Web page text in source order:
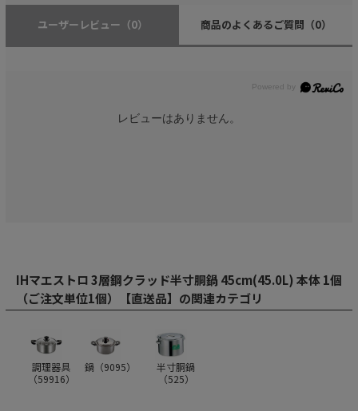
ユーザーレビュー （0） 商品のよくあるご質問 （0）
レビューはありません。
IHマエストロ 3層鋼クラッド半寸胴鍋 45cm(45.0L) 本体 1個
（ご注文単位1個）【直送品】の関連カテゴリ
調理器具
（59916）
鍋（9095）
半寸胴鍋
（525）